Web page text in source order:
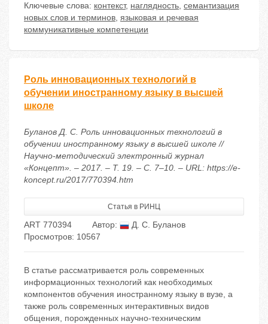
Ключевые слова: контекст, наглядность, семантизация
новых слов и терминов, языковая и речевая
коммуникативные компетенции
Роль инновационных технологий в
обучении иностранному языку в высшей
школе
Буланов Д. С. Роль инновационных технологий в
обучении иностранному языку в высшей школе //
Научно-методический электронный журнал
«Концепт». – 2017. – Т. 19. – С. 7–10. – URL: https://e-
koncept.ru/2017/770394.htm
Статья в РИНЦ
ART 770394 Автор:
Д. С. Буланов
Просмотров: 10567
В статье рассматривается роль современных
информационных технологий как необходимых
компонентов обучения иностранному языку в вузе, а
также роль современных интерактивных видов
общения, порожденных научно-техническим